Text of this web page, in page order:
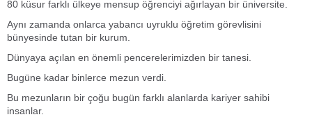
80 küsur farklı ülkeye mensup öğrenciyi ağırlayan bir üniversite.
Aynı zamanda onlarca yabancı uyruklu öğretim görevlisini
bünyesinde tutan bir kurum.
Dünyaya açılan en önemli pencerelerimizden bir tanesi.
Bugüne kadar binlerce mezun verdi.
Bu mezunların bir çoğu bugün farklı alanlarda kariyer sahibi
insanlar.